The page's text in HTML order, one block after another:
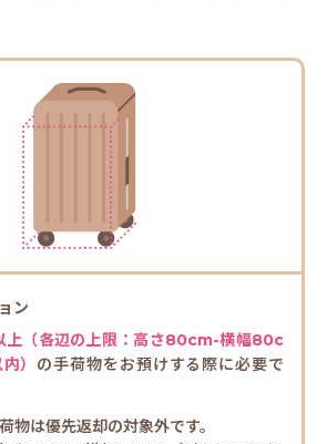
ン
（各辺の上限：高さ80cm-横幅80c
） の手荷物をお預けする際に必要で
物は優先返却の対象外です。